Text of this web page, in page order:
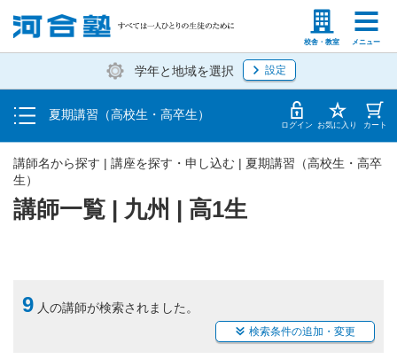
校舎・教室 メニュー
塾生の方 高等学校の先生
学年と地域を選択 設定
夏期講習（高校生・高卒生）
受講料・お申し込み方法
受講開始までの流れ
校舎・教室一覧 ログイン お気に入り カート
講師一覧 | 九州 | 高1生
講師名から探す | 講座を探す・申し込む | 夏期講習（高校生・高卒
生）
9 人の講師が検索されました。
検索条件の追加・変更